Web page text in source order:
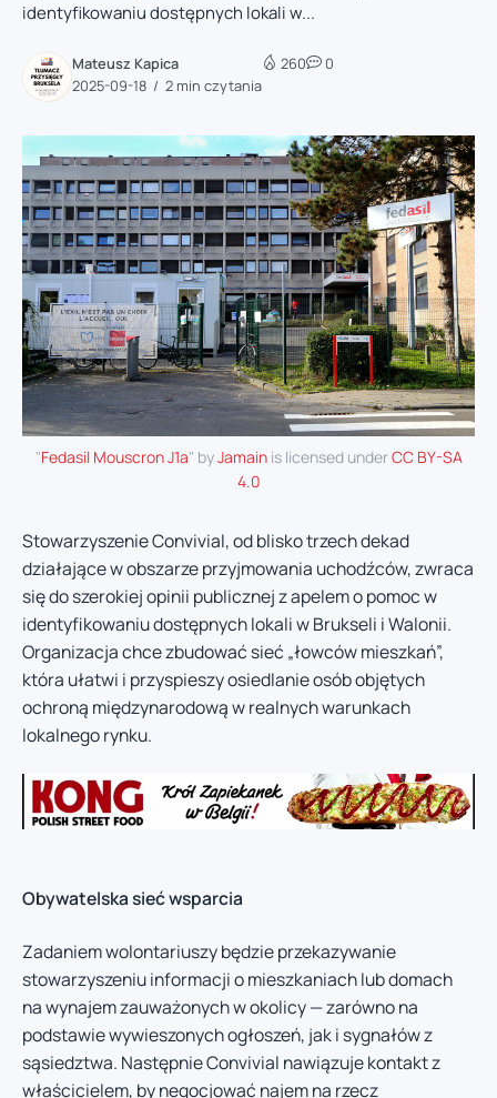
identyfikowaniu dostępnych lokali w...
Mateusz Kapica
2025-09-18
2 min czytania
260 0
"Fedasil Mouscron J1a" byJamainis licensed underCC BY-SA
4.0
Stowarzyszenie Convivial, od blisko trzech dekad
działające w obszarze przyjmowania uchodźców, zwraca
się do szerokiej opinii publicznej z apelem o pomoc w
identyfikowaniu dostępnych lokali w Brukseli i Walonii.
Organizacja chce zbudować sieć „łowców mieszkań”,
która ułatwi i przyspieszy osiedlanie osób objętych
ochroną międzynarodową w realnych warunkach
lokalnego rynku.
Obywatelska sieć wsparcia
Zadaniem wolontariuszy będzie przekazywanie
stowarzyszeniu informacji o mieszkaniach lub domach
na wynajem zauważonych w okolicy — zarówno na
podstawie wywieszonych ogłoszeń, jak i sygnałów z
sąsiedztwa. Następnie Convivial nawiązuje kontakt z
właścicielem, by negocjować najem na rzecz